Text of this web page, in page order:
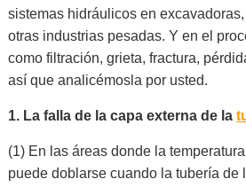
sistemas hidráulicos en
otras industrias pesadas. Y en el
como filtración, grieta, fractura,
así que analicémosla por usted.
1. La falla de la capa externa de la
(1) En las áreas donde la
puede doblarse cuando la tubería de